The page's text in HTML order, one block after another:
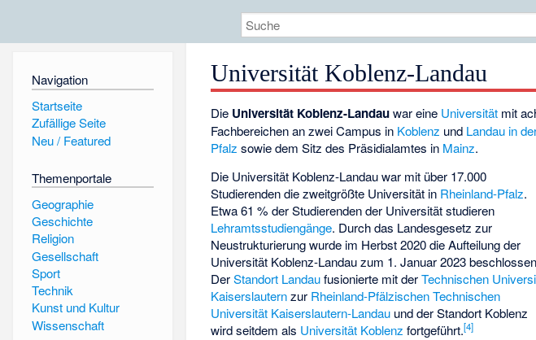
Navigation
Startseite
Zufällige Seite
Neu / Featured
Themenportale
Geographie
Geschichte
Religion
Gesellschaft
Sport
Technik
Kunst und Kultur
Wissenschaft
Universität Koblenz-Landau
Die Universität Koblenz-Landauwar eine Universität mit
Fachbereichen an zwei Campus in Koblenz und Landau in
Pfalz sowie dem Sitz des Präsidialamtes in Mainz.
Die Universität Koblenz-Landau war mit über 17.000
Studierenden die zweitgrößte Universität in Rheinland-Pfalz.
Etwa 61 % der Studierenden der Universität studieren
Lehramtsstudiengänge. Durch das Landesgesetz zur
Neustrukturierung wurde im Herbst 2020 die Aufteilung der
Universität Koblenz-Landau zum 1. Januar 2023
DerStandort Landaufusionierte mit derTechnischen
Kaiserslauternzur Rheinland-Pfälzischen Technischen
Universität Kaiserslautern-Landau und der Standort Koblenz
wird seitdem als Universität Koblenz fortgeführt.[4]